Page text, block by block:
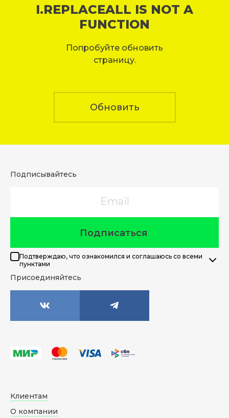
I.REPLACEALL IS NOT A
FUNCTION
Попробуйте обновить
страницу.
Обновить
Подписывайтесь
Подписаться
Подтверждаю, что ознакомился и соглашаюсь со всеми
пунктами
Присоединяйтесь
Клиентам
О компании